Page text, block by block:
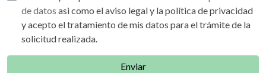
de datos asi como el aviso legal y la política de privacidad
y acepto el tratamiento de mis datos para el trámite de la
solicitud realizada.
Enviar